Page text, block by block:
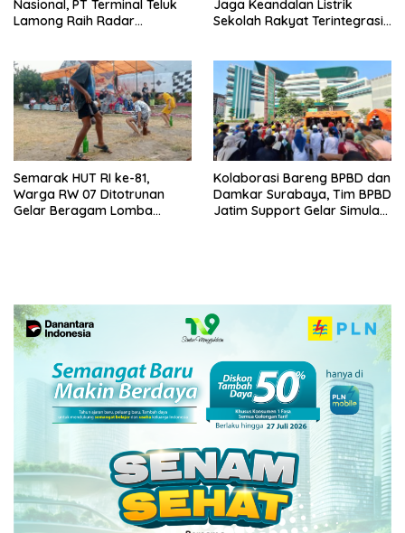
Nasional, PT Terminal Teluk
Lamong Raih Radar
Jaga Keandalan Listrik
Sekolah Rakyat Terintegrasi 1
Semarak HUT RI ke-81,
Warga RW 07 Ditotrunan
Gelar Beragam Lomba
Kolaborasi Bareng BPBD dan
Damkar Surabaya, Tim BPBD
Jatim Support Gelar Simulasi